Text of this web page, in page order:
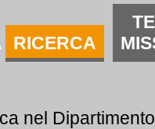
RICERCA
nel Dipartimento